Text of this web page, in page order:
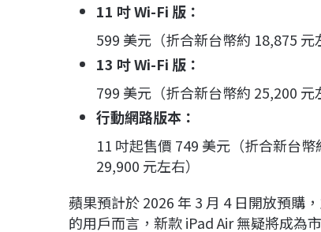
11 吋 Wi-Fi 版：
599 美元（折合新台幣約 18,875 元
13 吋 Wi-Fi 版：
799 美元（折合新台幣約 25,200 元
行動網路版本：
11 吋起售價 749 美元（折合新台
29,900 元左右）
蘋果預計於 2026 年 3 月 4 日開放預購
的用戶而言，新款 iPad Air 無疑將成為